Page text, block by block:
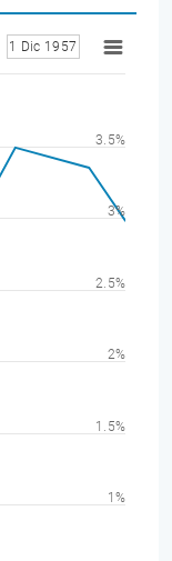
1 Dic 1957
1%
1.5%
2%
2.5%
3%
3.5%